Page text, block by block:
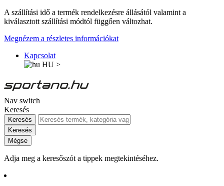
A szállítási idő a termék rendelkezésre állásától valamint a
kiválasztott szállítási módtól függően változhat.
Megnézem a részletes információkat
Kapcsolat
HU >
Nav switch
Keresés
Keresés
Keresés
Mégse
Adja meg a keresőszót a tippek megtekintéséhez.